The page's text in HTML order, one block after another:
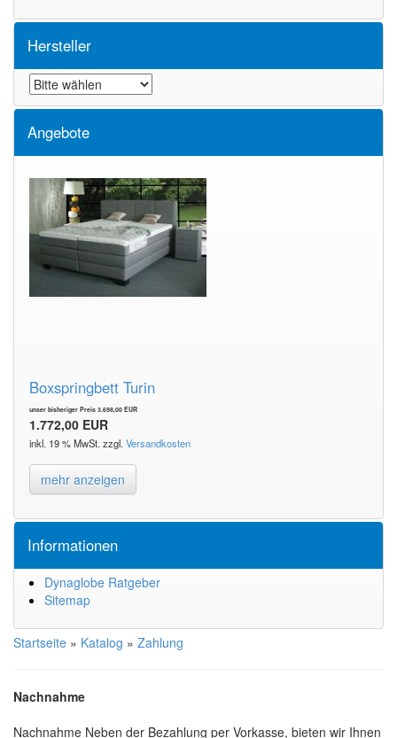
Hersteller
Angebote
Boxspringbett Turin
unser bisheriger Preis 3.698,00 EUR
1.772,00 EUR
inkl. 19 % MwSt. zzgl. Versandkosten
mehr anzeigen
Informationen
Dynaglobe Ratgeber
Sitemap
Startseite » Katalog » Zahlung
Nachnahme
Nachnahme Neben der Bezahlung per Vorkasse, bieten wir Ihnen